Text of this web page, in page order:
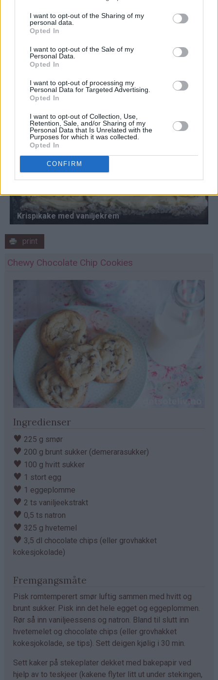
I want to opt-out of the Sharing of my
personal data.
Opted In
I want to opt-out of the Sale of my
Personal Data.
Opted In
I want to opt-out of processing my
Personal Data for Targeted Advertising.
Opted In
I want to opt-out of Collection, Use,
Retention, Sale, and/or Sharing of my
Personal Data that Is Unrelated with the
Purposes for which it was collected.
Opted In
CONFIRM
print
Chewy Chocolate Chip Cookies
Ingredienser
♥ 225 g smør
♥ 200 g brunt sukker (demerarasukker)
♥ 100 g hvitt sukker
♥ 1 stort egg
♥ 1 eggeplomme
♥ 2 ts vaniljeekstrakt
♥ 0,5 ts natron
♥ 325 g hvetemel
♥ 3,5 dl chocolate chips (eller grovhakket
kokesjokolade)
Fremgangsmåte
Pisk romtemperert smør luftig sammen med hvitt og
brunt sukker. Pisk inn det hele egget og eggeplommen.
Rør så inn vaniljeessens og natron. Bland til slutt inn
hvetemelet og chocolate chips (eller grovhakket
kokesjokolade, se tips). Sett deigen kjølig i 30 min.
Sett kaker på stekeplater dekket med bakepapir ved
hjelp av to teskjeer (kakene flyter litt ut under stekingen,